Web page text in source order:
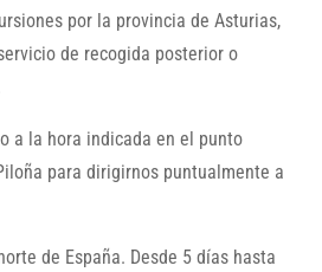
por la provincia de Asturias,
de recogida posterior o
a la hora indicada en el punto
para dirigirnos puntualmente a
de España. Desde 5 días hasta